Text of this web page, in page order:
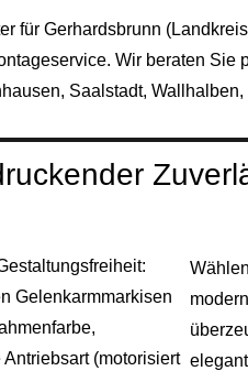
für Gerhardsbrunn (Landkreis
Wir beraten
Saalstadt,
Gelenkarmmarkisen
(motorisiert